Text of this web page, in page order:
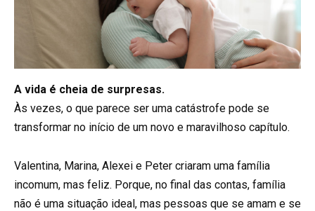
A vida é cheia de surpresas.
Às vezes, o que parece ser uma catástrofe pode se
transformar no início de um novo e maravilhoso capítulo.
Valentina, Marina, Alexei e Peter criaram uma família
incomum, mas feliz. Porque, no final das contas, família
não é uma situação ideal, mas pessoas que se amam e se